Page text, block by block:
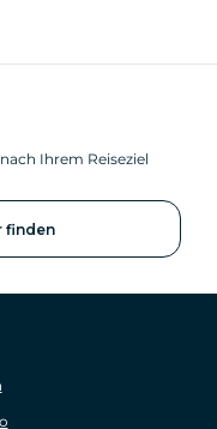
Ihrem Reiseziel
finden